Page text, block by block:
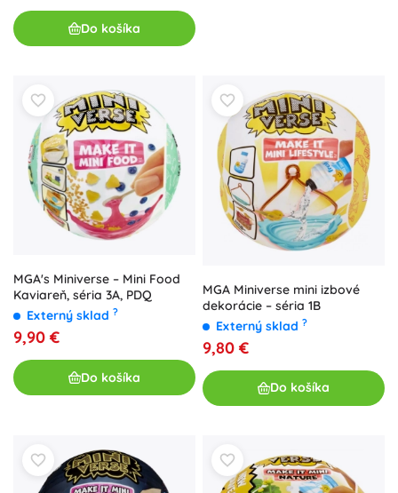
Do košíka
MGA's Miniverse – Mini Food
Kaviareň, séria 3A, PDQ
Externý sklad ?
9,90 €
Do košíka
MGA Miniverse mini izbové
dekorácie – séria 1B
Externý sklad ?
9,80 €
Do košíka